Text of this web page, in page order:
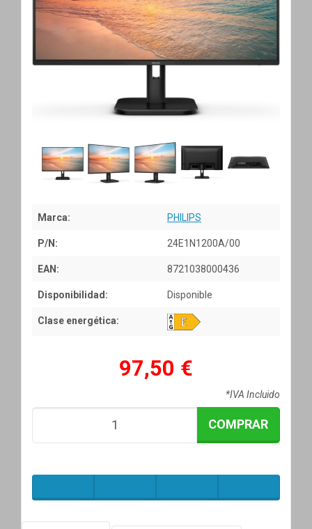
Marca: PHILIPS
P/N: 24E1N1200A/00
EAN: 8721038000436
Disponibilidad: Disponible
Clase energética:
97,50 €
*IVA Incluido
COMPRAR